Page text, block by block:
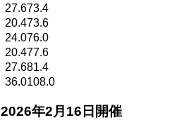
27.673.4
20.473.6
24.076.0
20.477.6
27.681.4
36.0108.0
2026年2月16日開催